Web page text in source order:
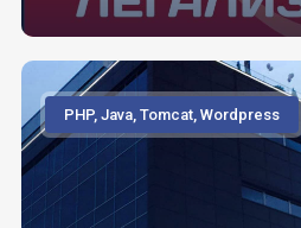
PHP, Java, Tomcat, Wordpress